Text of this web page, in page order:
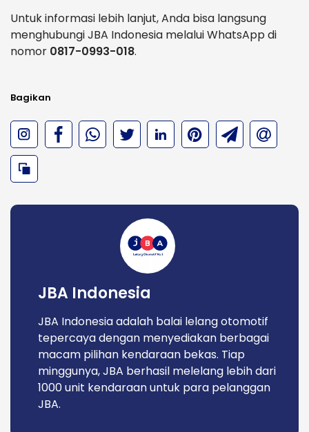
Untuk informasi lebih lanjut, Anda bisa langsung
menghubungi JBA Indonesia melalui WhatsApp di
nomor 0817-0993-018.
Bagikan
JBA Indonesia
JBA Indonesia adalah balai lelang otomotif
tepercaya dengan menyediakan berbagai
macam pilihan kendaraan bekas. Tiap
minggunya, JBA berhasil melelang lebih dari
1000 unit kendaraan untuk para pelanggan
JBA.